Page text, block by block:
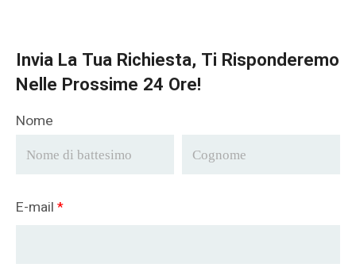
Invia La Tua Richiesta, Ti Risponderemo
Nelle Prossime 24 Ore!
Nome
E-mail *